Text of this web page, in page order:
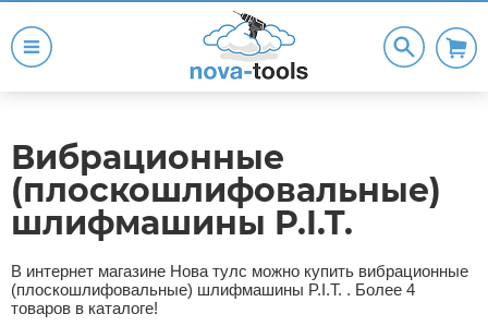
Вибрационные
(плоскошлифовальные)
шлифмашины P.I.T.
В интернет магазине Нова тулс можно купить вибрационные
(плоскошлифовальные) шлифмашины P.I.T. . Более 4
товаров в каталоге!